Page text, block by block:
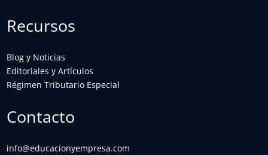
Recursos
Blog y Noticias
Editoriales y Artículos
Régimen Tributario Especial
Contacto
info@educacionyempresa.com